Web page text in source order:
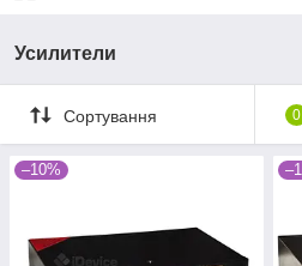
Усилители
Сортування 0
–10%